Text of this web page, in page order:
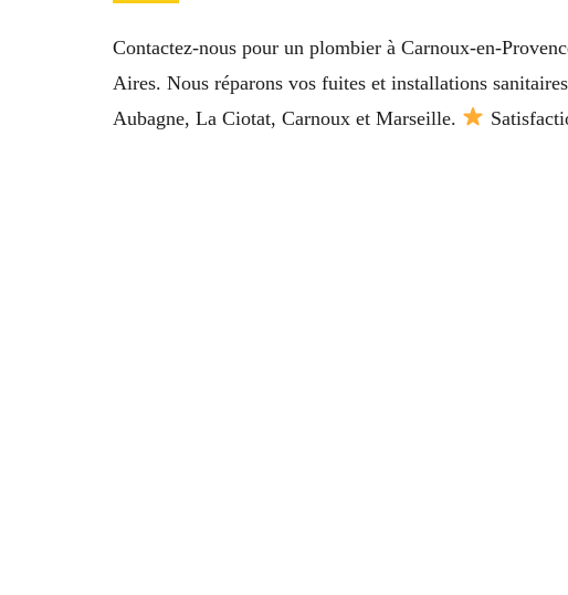
Contactez-nous pour un plombier à Carnoux-en-
Aires. Nous réparons vos fuites et installations
Aubagne, La Ciotat, Carnoux et Marseille.